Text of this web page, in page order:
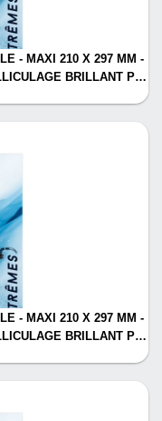
- MAXI 210 X 297 MM -
BRILLANT P…
- MAXI 210 X 297 MM -
BRILLANT P…